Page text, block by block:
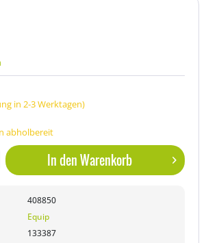
in 2-3 Werktagen)
abholbereit
In denWarenkorb
408850
Equip
133387